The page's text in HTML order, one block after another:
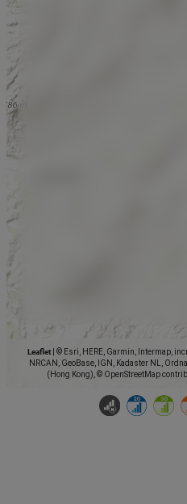
Leaflet
© Esri, HERE, Garmin, Intermap,
NRCAN, GeoBase, IGN, Kadaster NL,
(Hong Kong), © OpenStreetMap